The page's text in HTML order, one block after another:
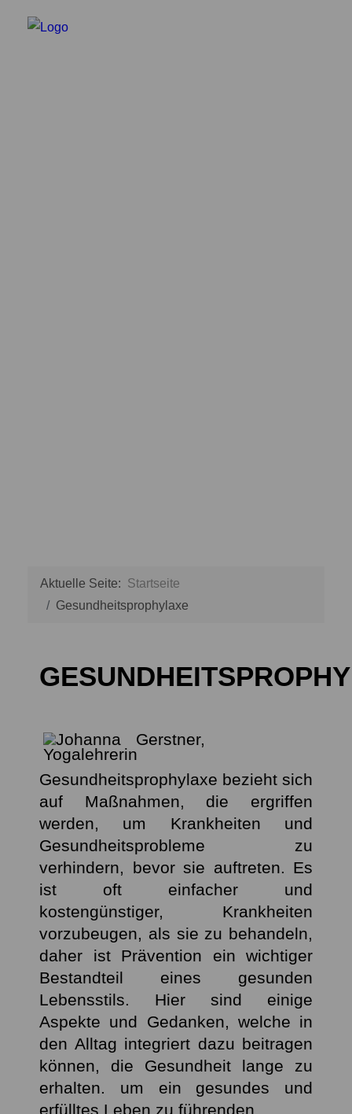
Aktuelle Seite: Startseite
Gesundheitsprophylaxe
Gesundheitsprophylaxe bezieht sich
auf Maßnahmen, die ergriffen
werden, um Krankheiten und
Gesundheitsprobleme zu
verhindern, bevor sie auftreten. Es
ist oft einfacher und
kostengünstiger, Krankheiten
vorzubeugen, als sie zu behandeln,
daher ist Prävention ein wichtiger
Bestandteil eines gesunden
Lebensstils. Hier sind einige
Aspekte und Gedanken, welche in
den Alltag integriert dazu beitragen
können, die Gesundheit lange zu
erhalten. um ein gesundes und
erfülltes Leben zu führenden.